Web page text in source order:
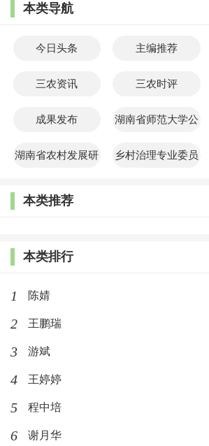
本类导航
今日头条 主编推荐
三农资讯 三农时评
成果发布 湖南省师范大学公
湖南省农村发展研
乡村治理专业委员
本类推荐
本类排行
1 陈婧
2 王鹏瑞
3 游斌
4 王婷婷
5 程中培
6 谢月华